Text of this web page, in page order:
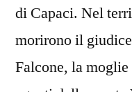
di Capaci. Nel
morirono il
Falcone, la